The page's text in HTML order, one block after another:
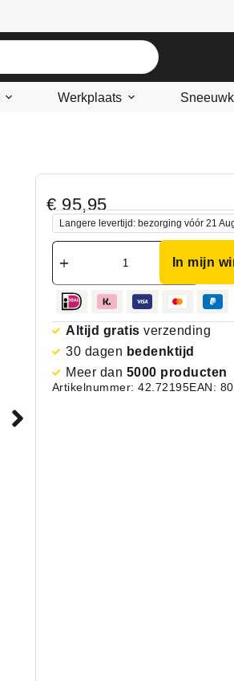
Werkplaats
€95,95
Langere levertijd: bezorging vóór 21
In mijn
Altijd gratis verzending
30 dagen bedenktijd
Meer dan 5000 producten
Artikelnummer: 42.72195EAN: